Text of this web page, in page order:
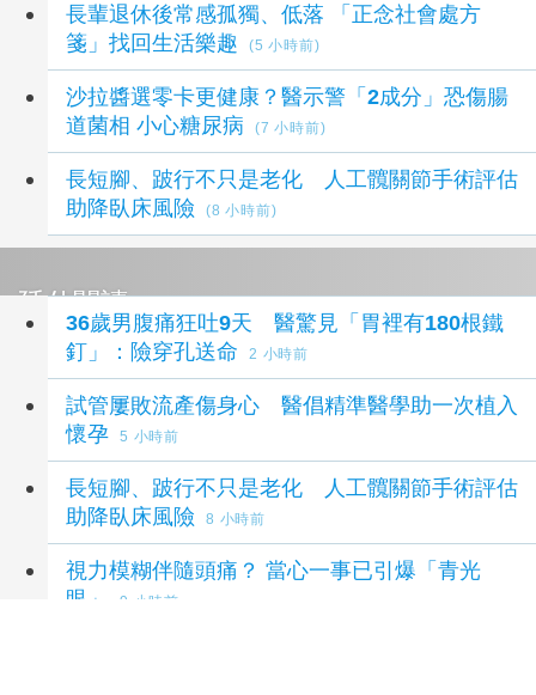
長輩退休後常感孤獨、低落 「正念社會處方
箋」找回生活樂趣
(5 小時前)
沙拉醬選零卡更健康？醫示警「2成分」恐傷腸
道菌相 小心糖尿病
(7 小時前)
長短腳、跛行不只是老化 人工髖關節手術評估
助降臥床風險
(8 小時前)
延伸閱讀
36歲男腹痛狂吐9天 醫驚見「胃裡有180根鐵
釘」：險穿孔送命
2 小時前
試管屢敗流產傷身心 醫倡精準醫學助一次植入
懷孕
5 小時前
長短腳、跛行不只是老化 人工髖關節手術評估
助降臥床風險
8 小時前
視力模糊伴隨頭痛？ 當心一事已引爆「青光
眼」
9 小時前